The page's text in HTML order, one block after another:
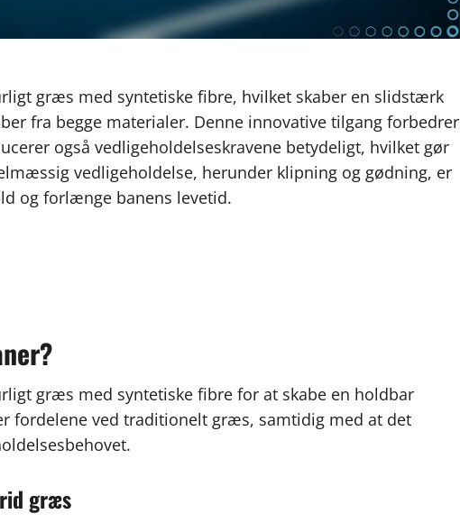
græs med syntetiske fibre, hvilket skaber en slidstærk
fra begge materialer. Denne innovative tilgang forbedrer
også vedligeholdelseskravene betydeligt, hvilket gør
vedligeholdelse, herunder klipning og gødning, er
og forlænge banens levetid.
græs med syntetiske fibre for at skabe en holdbar
fordelene ved traditionelt græs, samtidig med at det
græs